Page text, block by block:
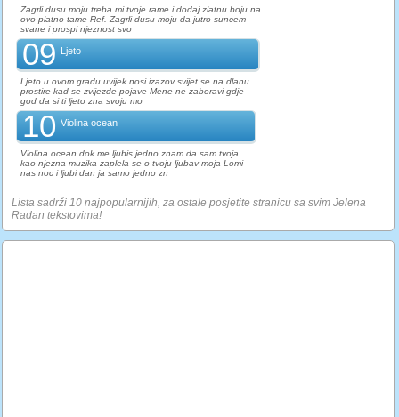
Zagrli dusu moju treba mi tvoje rame i dodaj zlatnu boju na
ovo platno tame Ref. Zagrli dusu moju da jutro suncem
svane i prospi njeznost svo
09 Ljeto
Ljeto u ovom gradu uvijek nosi izazov svijet se na dlanu
prostire kad se zvijezde pojave Mene ne zaboravi gdje
god da si ti ljeto zna svoju mo
10 Violina ocean
Violina ocean dok me ljubis jedno znam da sam tvoja
kao njezna muzika zaplela se o tvoju ljubav moja Lomi
nas noc i ljubi dan ja samo jedno zn
Lista sadrži 10 najpopularnijih, za ostale posjetite stranicu sa svim Jelena
Radan tekstovima!